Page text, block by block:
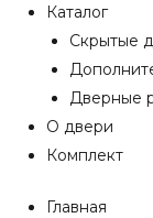
Каталог
Скрытые
Дверные
О двери
Комплект
Главная